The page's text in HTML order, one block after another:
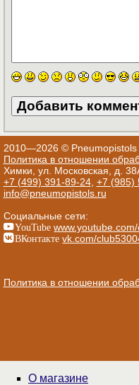
2010—2026 © Pneumopistols
Политика в отношении
Химки, ул. Московская, д.
+7 (499) 391-89-24, +7 (985)
info@pneumopistols.ru
Социальные сети:
YouTube
ВКонтакте vk.com/
Политика в отношении
О магазине